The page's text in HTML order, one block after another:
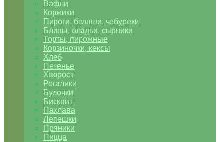
Вафли
Коржики
Пироги, беляши, чебуреки
Блины, оладьи, сырники
Торты, пирожные
Корзиночки, кексы
Хлеб
Печенье
Хворост
Рогалики
Булочки
Бисквит
Пахлава
Лепешки
Пряники
Пицца